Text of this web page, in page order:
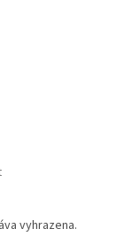
vyhrazena.